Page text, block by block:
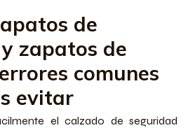
de
zapatos de
comunes
evitar
el calzado de seguridad